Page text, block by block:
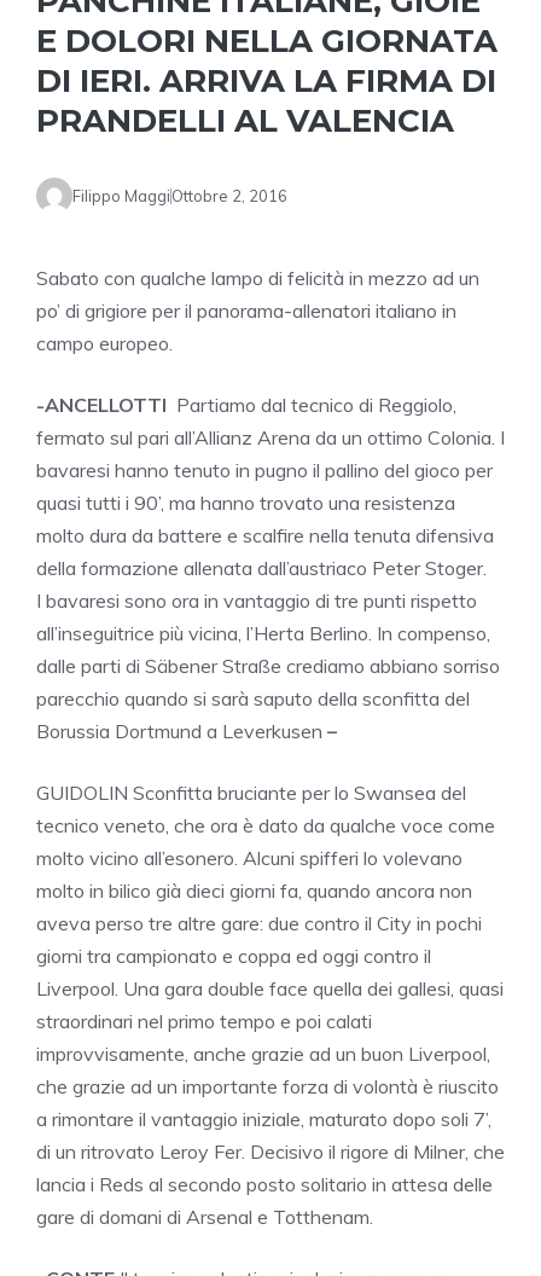
E DOLORI NELLA GIORNATA
DI IERI. ARRIVA LA FIRMA DI
PRANDELLI AL VALENCIA
Filippo MaggiOttobre 2, 2016
Sabato con qualche lampo di felicità in mezzo ad un
po’ di grigiore per il panorama-allenatori italiano in
campo europeo.
-ANCELLOTTI Partiamo dal tecnico di Reggiolo,
fermato sul pari all’Allianz Arena da un ottimo Colonia. I
bavaresi hanno tenuto in pugno il pallino del gioco per
quasi tutti i 90’, ma hanno trovato una resistenza
molto dura da battere e scalfire nella tenuta difensiva
della formazione allenata dall’austriaco Peter Stoger.
I bavaresi sono ora in vantaggio di tre punti rispetto
all’inseguitrice più vicina, l’Herta Berlino. In compenso,
dalle parti di Säbener Straße crediamo abbiano sorriso
parecchio quando si sarà saputo della sconfitta del
Borussia Dortmund a Leverkusen –
GUIDOLIN Sconfitta bruciante per lo Swansea del
tecnico veneto, che ora è dato da qualche voce come
molto vicino all’esonero. Alcuni spifferi lo volevano
molto in bilico già dieci giorni fa, quando ancora non
aveva perso tre altre gare: due contro il City in pochi
giorni tra campionato e coppa ed oggi contro il
Liverpool. Una gara double face quella dei gallesi, quasi
straordinari nel primo tempo e poi calati
improvvisamente, anche grazie ad un buon Liverpool,
che grazie ad un importante forza di volontà è riuscito
a rimontare il vantaggio iniziale, maturato dopo soli 7’,
di un ritrovato Leroy Fer. Decisivo il rigore di Milner, che
lancia i Reds al secondo posto solitario in attesa delle
gare di domani di Arsenal e Totthenam.